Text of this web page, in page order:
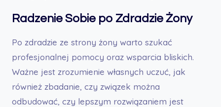
Radzenie Sobie po Zdradzie Żony
Po zdradzie ze strony żony warto szukać
profesjonalnej pomocy oraz wsparcia bliskich.
Ważne jest zrozumienie własnych uczuć, jak
również zbadanie, czy związek można
odbudować, czy lepszym rozwiązaniem jest